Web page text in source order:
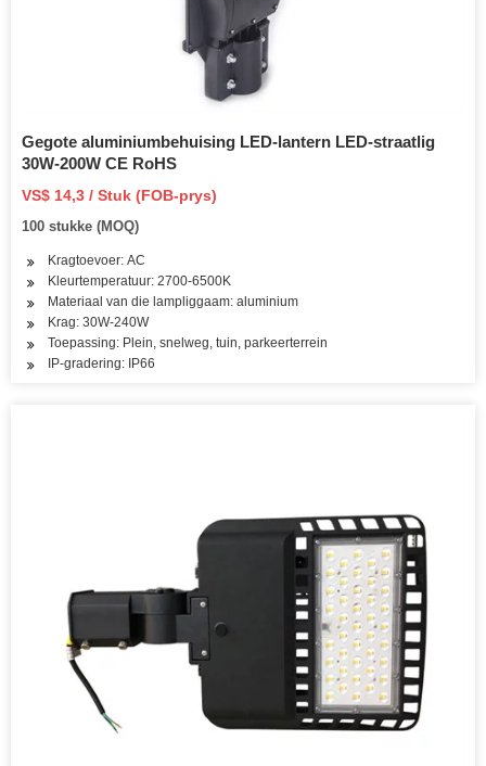
Gegote aluminiumbehuising LED-lantern LED-straatlig
30W-200W CE RoHS
VS$ 14,3 / Stuk (FOB-prys)
100 stukke (MOQ)
Kragtoevoer: AC
Kleurtemperatuur: 2700-6500K
Materiaal van die lampliggaam: aluminium
Krag: 30W-240W
Toepassing: Plein, snelweg, tuin, parkeerterrein
IP-gradering: IP66